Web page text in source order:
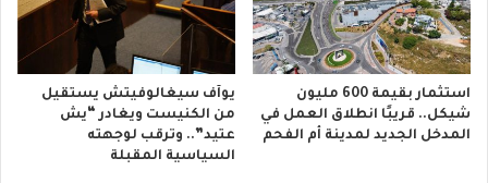
استثمار بقيمة 600 مليون
شيكل.. قريبًا انطلاق العمل في
المدخل الجديد لمدينة أم الفحم
يوآف سيغالوفيتش يستقيل
من الكنيست ويغادر “يش
عتيد”.. وترقب لوجهته
السياسية المقبلة